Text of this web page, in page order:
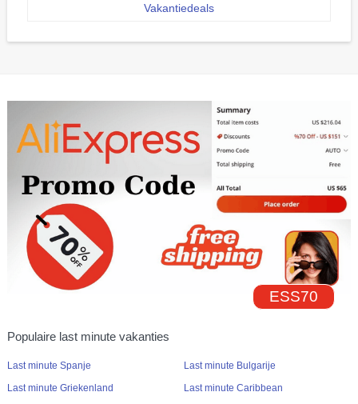
Vakantiedeals
ESS70
Populaire last minute vakanties
Last minute Spanje
Last minute Griekenland
Last minute Bulgarije
Last minute Caribbean